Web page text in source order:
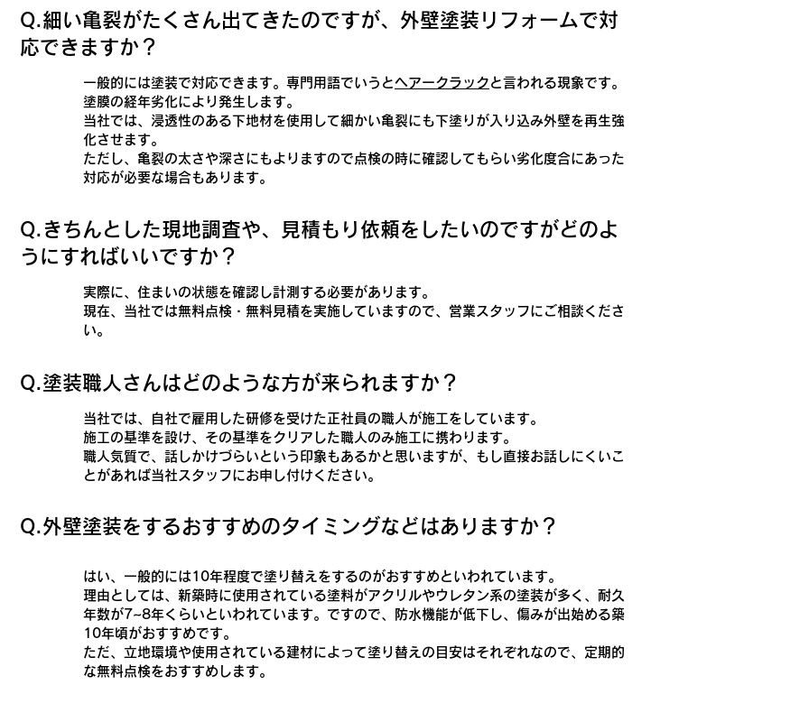
​Q.細い亀裂がたくさん出てきたのですが、外壁塗装リフォームで対
応できますか？
一般的には塗装で対応できます。専門用語でいうとヘアークラック と言われる現象です。
塗膜の経年劣化により発生します。
当社では、浸透性のある下地材を使用して細かい亀裂にも下塗りが入り込み外壁を再生強
化させます。
ただし、亀裂の太さや深さにもよりますので点検の時に確認してもらい劣化度合にあった
対応が必要な場合もあります。
​Q.きちんとした現地調査や、見積もり依頼をしたいのですがどのよ
うにすればいいですか？
実際に、住まいの状態を確認し計測する必要があります。
現在、当社では無料点検・無料見積を実施していますので、営業スタッフにご相談くださ
い。
​Q.塗装職人さんはどのような方が来られますか？
当社では、自社で雇用した研修を受けた正社員の職人が施工をしています。
施工の基準を設け、その基準をクリアした職人のみ施工に携わります。
職人気質で、話しかけづらいという印象もあるかと思いますが、もし直接お話しにくいこ
とがあれば当社スタッフにお申し付けください。
​Q.外壁塗装をするおすすめのタイミングなどはありますか？
はい、一般的には10年程度で塗り替えをするのがおすすめといわれています。
理由としては、新築時に使用されている塗料がアクリルやウレタン系の塗装が多く、耐久
年数が7~8年くらいといわれています。ですので、防水機能が低下し、傷みが出始める築
10年頃がおすすめです。
ただ、立地環境や使用されている建材によって塗り替えの目安はそれぞれなので、定期的
な無料点検をおすすめします。